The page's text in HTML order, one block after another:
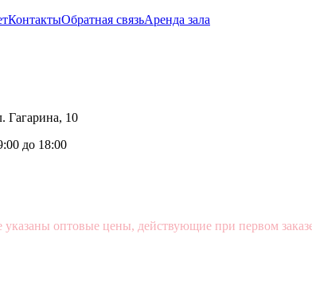
КонтактыОбратная связьАренда зала
Гагарина, 10
до 18:00
оптовые цены, действующие при первом